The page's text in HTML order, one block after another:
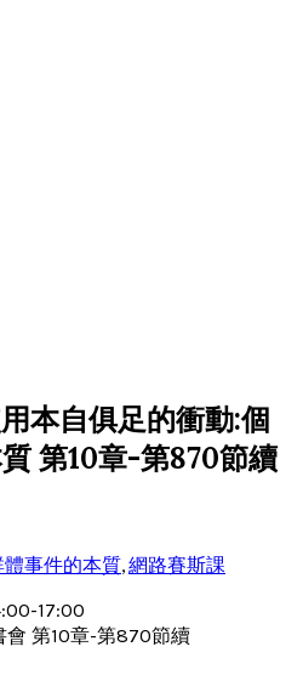
本自俱足的衝動:個
第10章-第870節續
事件的本質,網路賽斯課
17:00
會 第10章-第870節續